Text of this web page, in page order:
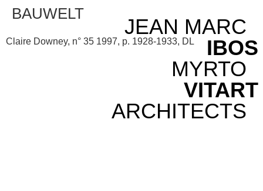
JEAN MARC
IBOS
MYRTO
VITART
ARCHITECTS
BAUWELT
Claire Downey, n° 35 1997, p. 1928-1933, DL